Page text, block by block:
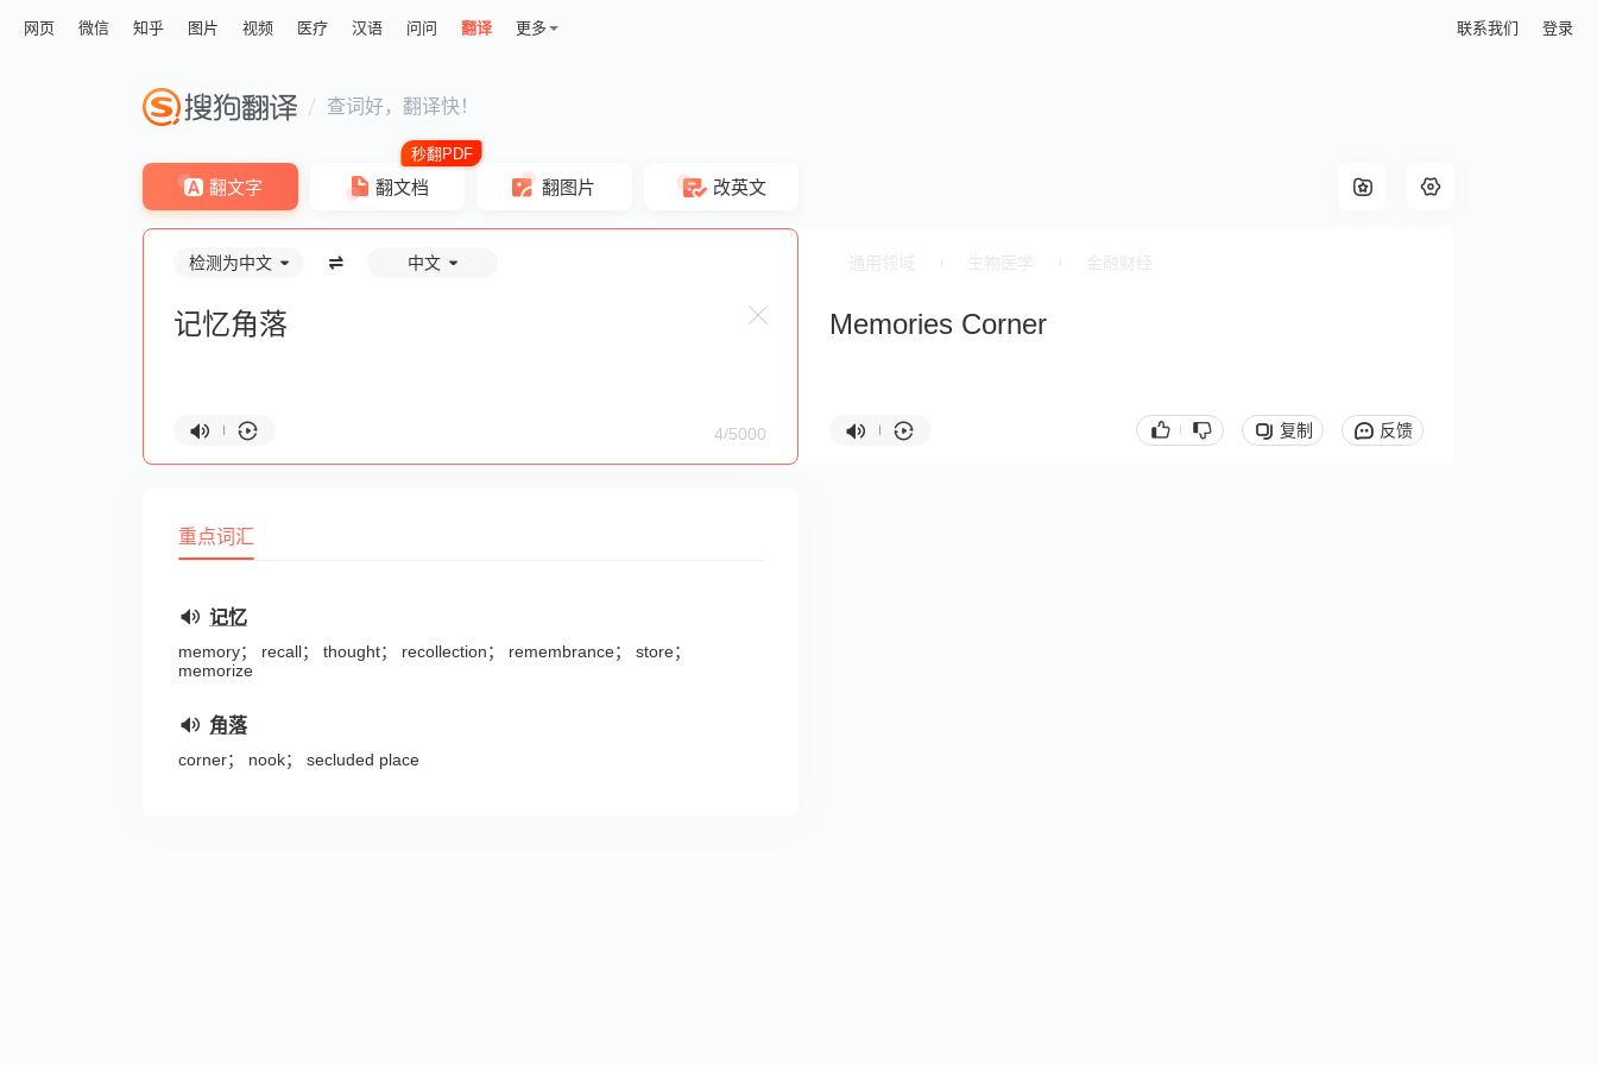
网页 微信 知乎 图片 视频 医疗 汉语 问问 翻译 更多 联系我们 登录
查词好，翻译快！
翻文字 翻文档 翻图片 改英文
检测为中文 中文
4/5000
Memories Corner
复制 反馈
重点词汇
记忆
memory； recall； thought； recollection； remembrance； store；
memorize
角落
corner； nook； secluded place